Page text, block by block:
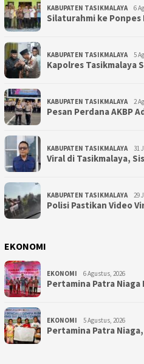
KABUPATEN TASIKMALAYA 6
Silaturahmi ke
KABUPATEN TASIKMALAYA 5
Kapolres Tasikmalaya
KABUPATEN TASIKMALAYA 2
Pesan Perdana AKBP
KABUPATEN TASIKMALAYA 31
Viral di Tasikmalaya,
KABUPATEN TASIKMALAYA 29
Polisi Pastikan Video
EKONOMI
EKONOMI 6 Agustus, 2026
Pertamina Patra
EKONOMI 5 Agustus, 2026
Pertamina Patra